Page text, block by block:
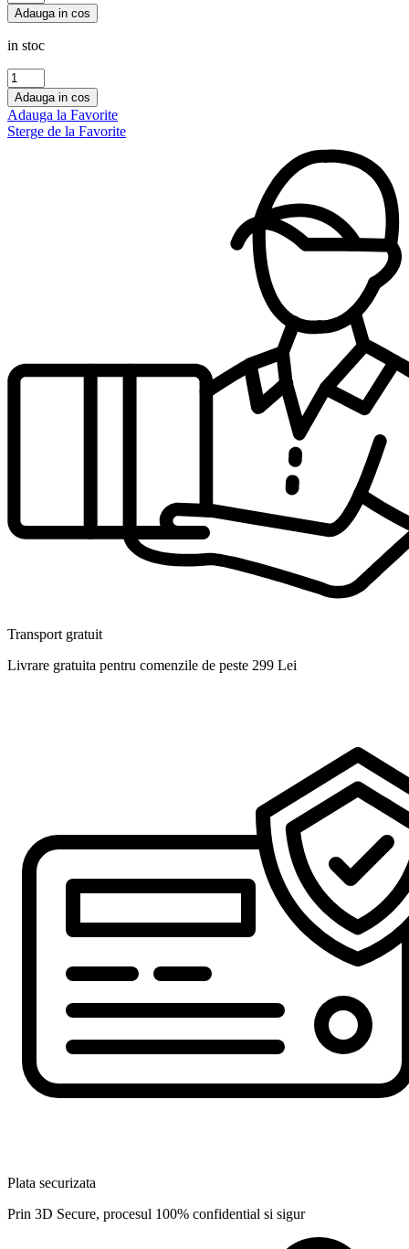
PANTHER
Maison
Alhambra
ml,barbati
Adauga in cos
in stoc
Cantitate
ORIENT
Marhaba
100
ml,barbati
Adauga in cos
Adauga la Favorite
Sterge de la Favorite
Transport gratuit
Livrare gratuita pentru comenzile de peste 299 Lei
Plata securizata
Prin 3D Secure, procesul 100% confidential si sigur